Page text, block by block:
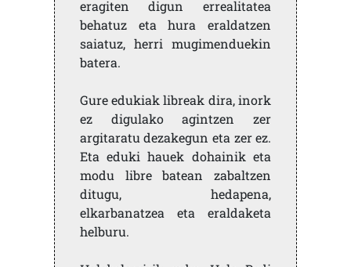
eragiten digun errealitatea
behatuz eta hura eraldatzen
saiatuz, herri mugimenduekin
batera.
Gure edukiak libreak dira, inork
ez digulako agintzen zer
argitaratu dezakegun eta zer ez.
Eta eduki hauek dohainik eta
modu libre batean zabaltzen
ditugu, hedapena,
elkarbanatzea eta eraldaketa
helburu.